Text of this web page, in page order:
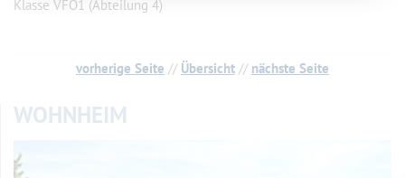
Klasse VFO1 (Abteilung 4)
vorherige Seite // Übersicht // nächste Seite
WOHNHEIM